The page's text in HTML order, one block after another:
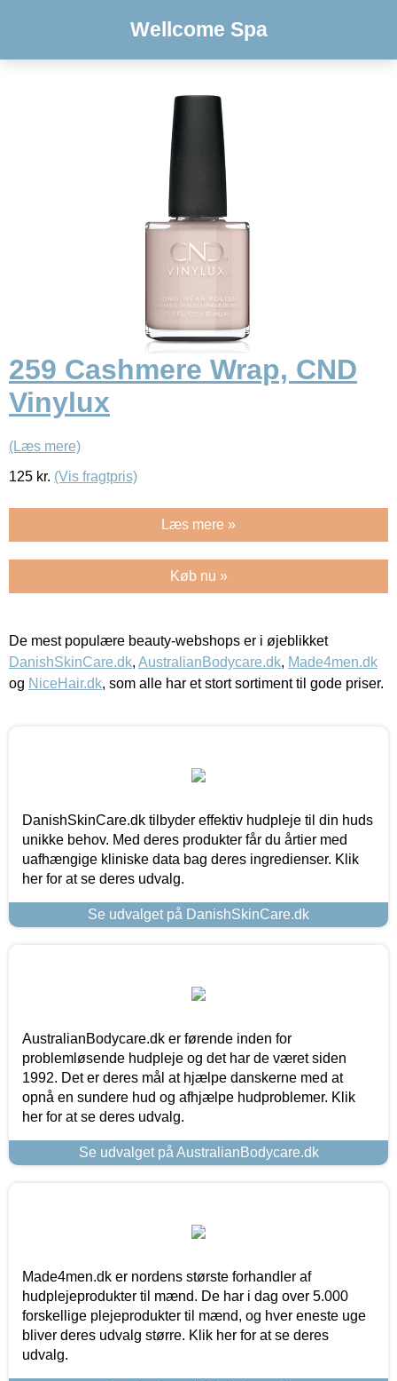
Wellcome Spa
259 Cashmere Wrap, CND
Vinylux
(Læs mere)
125 kr. (Vis fragtpris)
Læs mere »
Køb nu »
De mest populære beauty-webshops er i øjeblikket
DanishSkinCare.dk, AustralianBodycare.dk, Made4men.dk
og NiceHair.dk, som alle har et stort sortiment til gode priser.
DanishSkinCare.dk tilbyder effektiv hudpleje til din huds
unikke behov. Med deres produkter får du årtier med
uafhængige kliniske data bag deres ingredienser. Klik
her for at se deres udvalg.
Se udvalget på DanishSkinCare.dk
AustralianBodycare.dk er førende inden for
problemløsende hudpleje og det har de været siden
1992. Det er deres mål at hjælpe danskerne med at
opnå en sundere hud og afhjælpe hudproblemer. Klik
her for at se deres udvalg.
Se udvalget på AustralianBodycare.dk
Made4men.dk er nordens største forhandler af
hudplejeprodukter til mænd. De har i dag over 5.000
forskellige plejeprodukter til mænd, og hver eneste uge
bliver deres udvalg større. Klik her for at se deres
udvalg.